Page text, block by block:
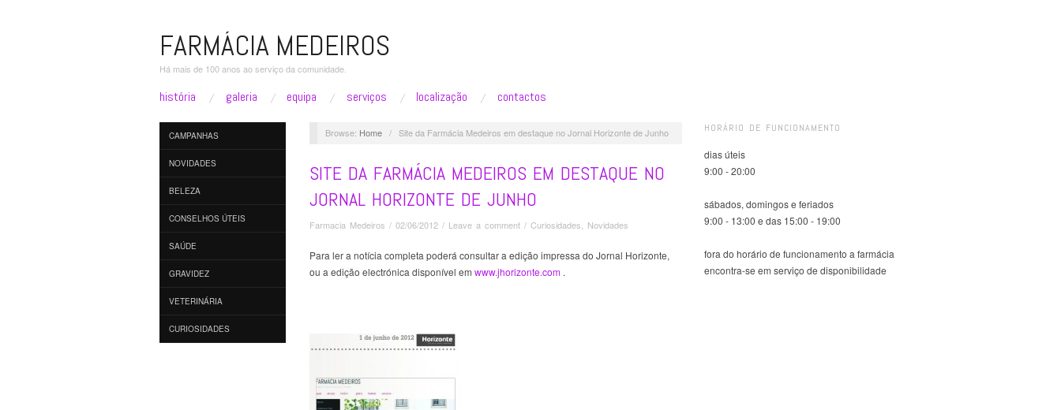
FARMÁCIA MEDEIROS
Há mais de 100 anos ao serviço da comunidade.
história galeria equipa serviços localização contactos
CAMPANHAS
NOVIDADES
BELEZA
CONSELHOS ÚTEIS
SAÚDE
GRAVIDEZ
VETERINÁRIA
CURIOSIDADES
Browse: Home / Site da Farmácia Medeiros em destaque no Jornal Horizonte de Junho
SITE DA FARMÁCIA MEDEIROS EM DESTAQUE NO
JORNAL HORIZONTE DE JUNHO
Farmacia Medeiros / 02/06/2012 / Leave a comment / Curiosidades Novidades
Para ler a notícia completa poderá consultar a edição impressa do Jornal Horizonte,
ou a edição electrónica disponível em www.jhorizonte.com .
HORÁRIO DE FUNCIONAMENTO
dias úteis
9:00 - 20:00
sábados, domingos e feriados
9:00 - 13:00 e das 15:00 - 19:00
fora do horário de funcionamento a farmácia
encontra-se em serviço de disponibilidade